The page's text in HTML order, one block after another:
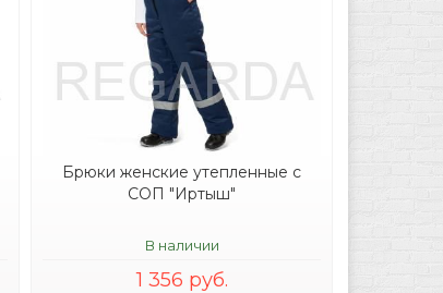
Брюки женские утепленные с
СОП "Иртыш"
В наличии
1 356 руб.